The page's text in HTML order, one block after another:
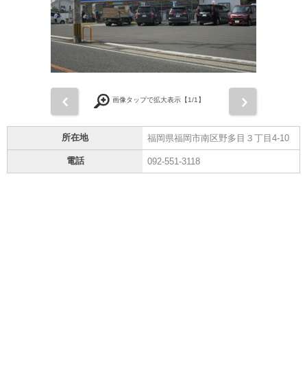
画像タップで拡大表示【1/1】
所在地 福岡県福岡市南区野多目３丁目4-10
電話 092-551-3118